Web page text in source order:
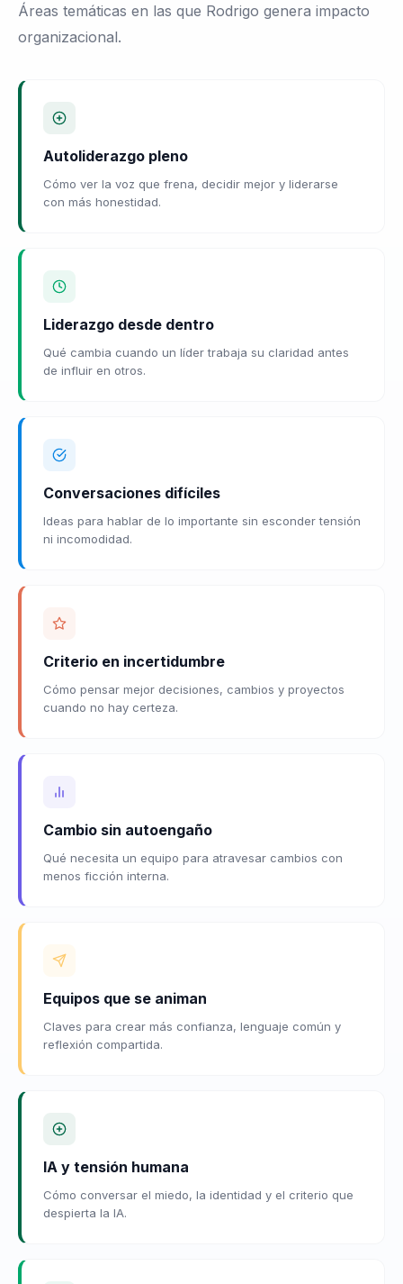
Áreas temáticas en las que Rodrigo genera impacto
organizacional.
Autoliderazgo pleno
Cómo ver la voz que frena, decidir mejor y liderarse
con más honestidad.
Liderazgo desde dentro
Qué cambia cuando un líder trabaja su claridad antes
de influir en otros.
Conversaciones difíciles
Ideas para hablar de lo importante sin esconder tensión
ni incomodidad.
Criterio en incertidumbre
Cómo pensar mejor decisiones, cambios y proyectos
cuando no hay certeza.
Cambio sin autoengaño
Qué necesita un equipo para atravesar cambios con
menos ficción interna.
Equipos que se animan
Claves para crear más confianza, lenguaje común y
reflexión compartida.
IA y tensión humana
Cómo conversar el miedo, la identidad y el criterio que
despierta la IA.